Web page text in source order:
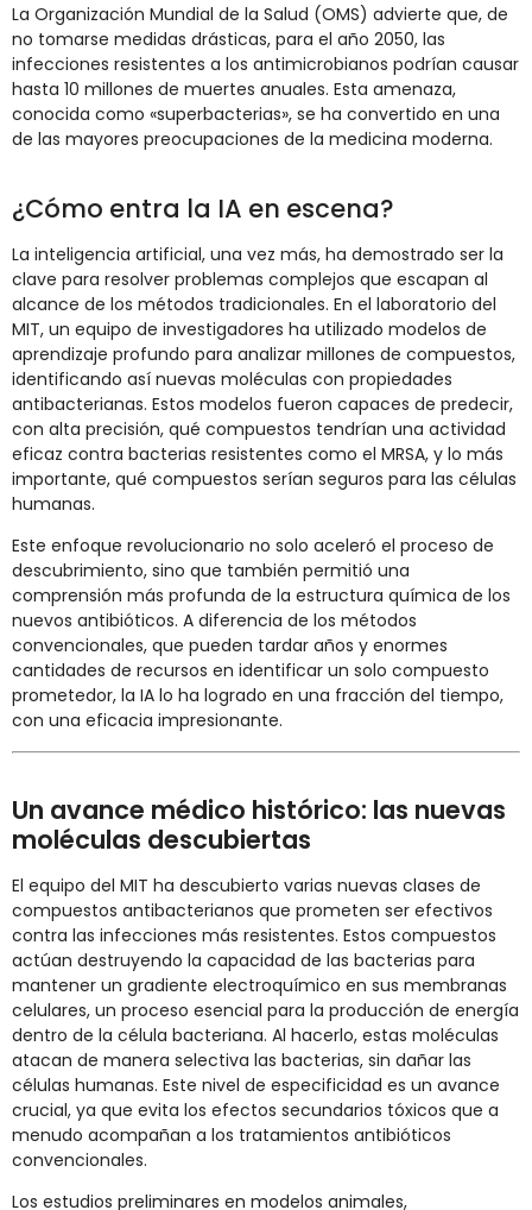
La Organización Mundial de la Salud (OMS) advierte que, de
no tomarse medidas drásticas, para el año 2050, las
infecciones resistentes a los antimicrobianos podrían causar
hasta 10 millones de muertes anuales. Esta amenaza,
conocida como «superbacterias», se ha convertido en una
de las mayores preocupaciones de la medicina moderna.
¿Cómo entra la IA en escena?
La inteligencia artificial, una vez más, ha demostrado ser la
clave para resolver problemas complejos que escapan al
alcance de los métodos tradicionales. En el laboratorio del
MIT, un equipo de investigadores ha utilizado modelos de
aprendizaje profundo para analizar millones de compuestos,
identificando así nuevas moléculas con propiedades
antibacterianas. Estos modelos fueron capaces de predecir,
con alta precisión, qué compuestos tendrían una actividad
eficaz contra bacterias resistentes como el MRSA, y lo más
importante, qué compuestos serían seguros para las células
humanas.
Este enfoque revolucionario no solo aceleró el proceso de
descubrimiento, sino que también permitió una
comprensión más profunda de la estructura química de los
nuevos antibióticos. A diferencia de los métodos
convencionales, que pueden tardar años y enormes
cantidades de recursos en identificar un solo compuesto
prometedor, la IA lo ha logrado en una fracción del tiempo,
con una eficacia impresionante.
Un avance médico histórico: las nuevas
moléculas descubiertas
El equipo del MIT ha descubierto varias nuevas clases de
compuestos antibacterianos que prometen ser efectivos
contra las infecciones más resistentes. Estos compuestos
actúan destruyendo la capacidad de las bacterias para
mantener un gradiente electroquímico en sus membranas
celulares, un proceso esencial para la producción de energía
dentro de la célula bacteriana. Al hacerlo, estas moléculas
atacan de manera selectiva las bacterias, sin dañar las
células humanas. Este nivel de especificidad es un avance
crucial, ya que evita los efectos secundarios tóxicos que a
menudo acompañan a los tratamientos antibióticos
convencionales.
Los estudios preliminares en modelos animales,